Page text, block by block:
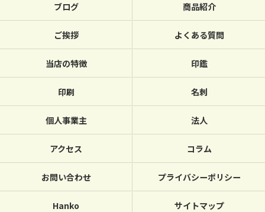
ブログ 商品紹介
ご挨拶 よくある質問
当店の特徴 印鑑
印刷 名刺
個人事業主 法人
アクセス コラム
お問い合わせ プライバシーポリシー
Hanko サイトマップ